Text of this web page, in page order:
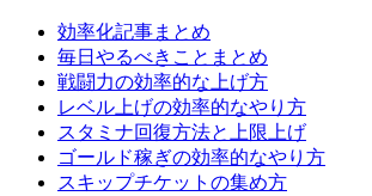
効率化記事まとめ
毎日やるべきことまとめ
戦闘力の効率的な上げ方
レベル上げの効率的なやり方
スタミナ回復方法と上限上げ
ゴールド稼ぎの効率的なやり方
スキップチケットの集め方